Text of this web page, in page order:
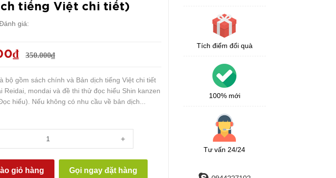
tiếng Việt chi tiết)
giá:
350.000₫
bộ gồm sách chính và Bản dịch tiếng Việt chi tiết
Reidai, mondai và đề thi thử đọc hiểu Shin kanzen
hiểu). Nếu không có nhu cầu về bản dịch...
+
giỏ hàng Gọi ngay đặt hàng
Tích điểm đổi quà
100% mới
Tư vấn 24/24